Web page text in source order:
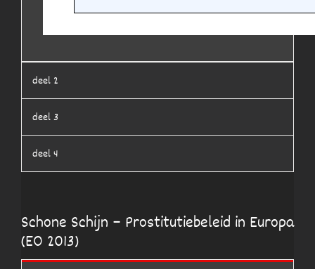
deel 2
deel 3
deel 4
Schone Schijn – Prostitutiebeleid in Europa
(EO 2013)